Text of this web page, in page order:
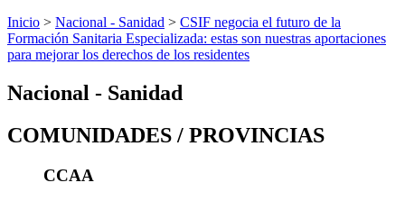
Inicio > Nacional - Sanidad > CSIF negocia el futuro de la
Formación Sanitaria Especializada: estas son nuestras aportaciones
para mejorar los derechos de los residentes
Nacional - Sanidad
COMUNIDADES / PROVINCIAS
CCAA